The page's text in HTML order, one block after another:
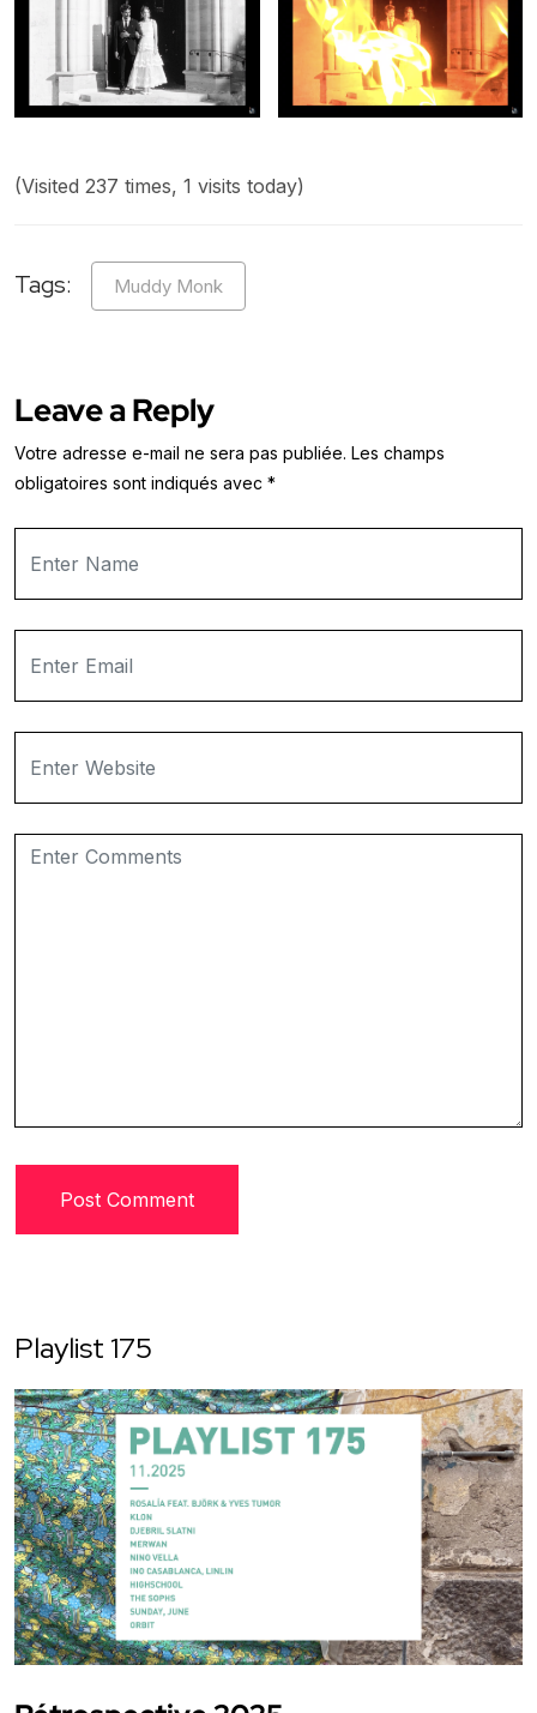
(Visited 237 times, 1 visits today)
Tags: Muddy Monk
Leave a Reply
Votre adresse e-mail ne sera pas publiée. Les champs
obligatoires sont indiqués avec *
Playlist 175